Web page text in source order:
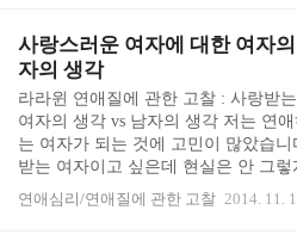
이 매였습니다. 어쩜 그렇게 여자에
힐만한 내용들로 가득 차 있는지... ㅠ
할때 흔한 실수, 추측성 독백 "주말인
으려나 ^^" "지금쯤 자고 있으려나"
으면 묘하게 짜증스럽습니다. 아주 짧
도 거슬리는 요인들로 그득한 말이지
잘 알아요? 친하지 않은 사이인 경우
사랑스러운 여자에 대한 여자
자의 생각
라라윈 연애질에 관한 고찰 : 사랑받
여자의 생각 vs 남자의 생각 저는 연
는 여자가 되는 것에 고민이 많았습
받는 여자이고 싶은데 현실은 안 그
이 많았거든요. 그래서 사랑받는 여자
면, 비법을 물어보곤 했습니다. 불쌍한
연애심리/연애질에 관한 고찰 2014. 11.